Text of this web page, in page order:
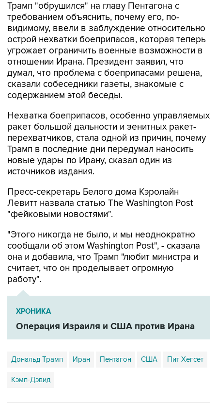
Трамп "обрушился" на главу Пентагона с
требованием объяснить, почему его, по-
видимому, ввели в заблуждение относительно
острой нехватки боеприпасов, которая теперь
угрожает ограничить военные возможности в
отношении Ирана. Президент заявил, что
думал, что проблема с боеприпасами решена,
сказали собеседники газеты, знакомые с
содержанием этой беседы.
Нехватка боеприпасов, особенно управляемых
ракет большой дальности и зенитных ракет-
перехватчиков, стала одной из причин, почему
Трамп в последние дни передумал наносить
новые удары по Ирану, сказал один из
источников издания.
Пресс-секретарь Белого дома Кэролайн
Левитт назвала статью The Washington Post
"фейковыми новостями".
"Этого никогда не было, и мы неоднократно
сообщали об этом Washington Post", - сказала
она и добавила, что Трамп "любит министра и
считает, что он проделывает огромную
работу".
ХРОНИКА
Операция Израиля и США против Ирана
Дональд Трамп Иран Пентагон США Пит Хегсет
Кэмп-Дэвид